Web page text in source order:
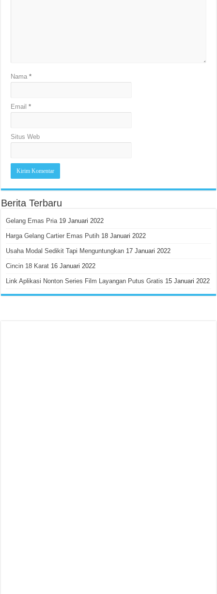
Nama*
Email*
Situs Web
Berita Terbaru
Gelang Emas Pria 19 Januari 2022
Harga Gelang Cartier Emas Putih 18 Januari 2022
Usaha Modal Sedikit Tapi Menguntungkan 17 Januari 2022
Cincin 18 Karat 16 Januari 2022
Link Aplikasi Nonton Series Film Layangan Putus Gratis 15 Januari 2022